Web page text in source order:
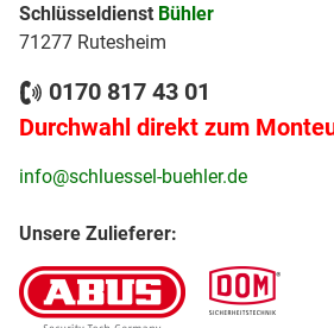
Schlüsseldienst Bühler
71277 Rutesheim
0170 817 43 01
Durchwahl direkt zum
info@schluessel-buehler.de
Unsere Zulieferer: